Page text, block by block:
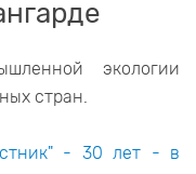
экологии
стран.
- 30 лет - в